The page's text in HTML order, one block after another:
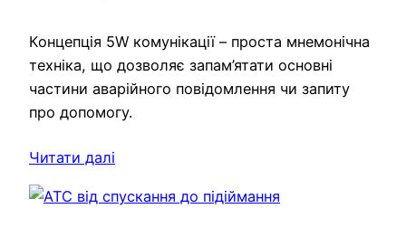
Концепція 5W комунікації – проста мнемонічна
техніка, що дозволяє запам’ятати основні
частини аварійного повідомлення чи запиту
про допомогу.
Читати далі